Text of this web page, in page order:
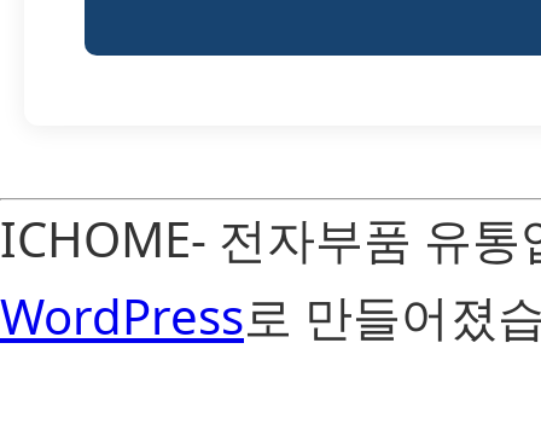
ICHOME- 전자부품 유
WordPress로 만들어졌